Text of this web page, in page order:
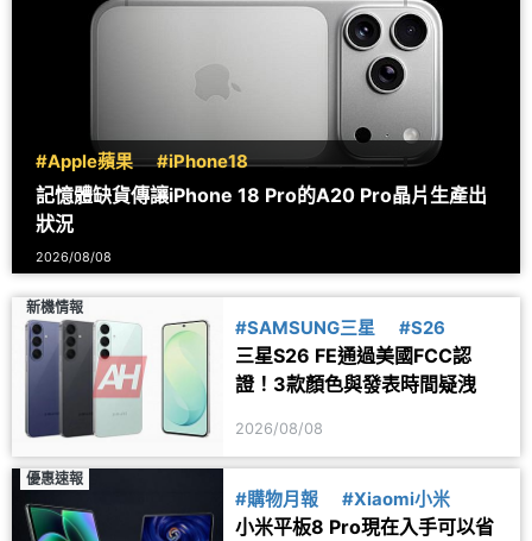
#Apple蘋果 #iPhone18
記憶體缺貨傳讓iPhone 18 Pro的A20 Pro晶片生產出
狀況
2026/08/08
新機情報
#SAMSUNG三星 #S26
三星S26 FE通過美國FCC認
證！3款顏色與發表時間疑洩
2026/08/08
優惠速報
#購物月報 #Xiaomi小米
小米平板8 Pro現在入手可以省